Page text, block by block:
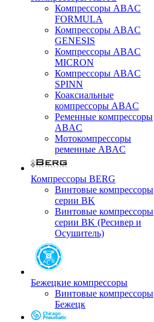
Компрессоры ABAC
FORMULA
Компрессоры ABAC
GENESIS
Компрессоры ABAC
MICRON
Компрессоры ABAC
SPINN
Коаксиальные
компрессоры ABAC
Ременные компрессоры
ABAC
Мотокомпрессоры
ременные ABAC
Компрессоры BERG
Винтовые компрессоры
серии BK
Винтовые компрессоры
серии BK (Ресивер и
Осушитель)
Бежецкие компрессоры
Винтовые компрессоры
Бежецк